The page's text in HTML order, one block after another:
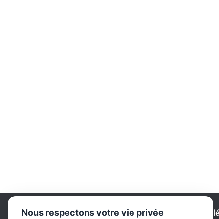
Comité de Bridge -
Nous respectons votre vie privée